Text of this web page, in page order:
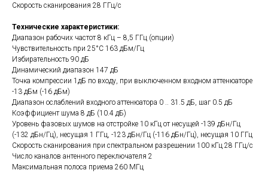
Скорость сканирования 28 ГГц/с
Технические характеристики:
Диапазон рабочих частот 8 кГц – 8,5 ГГц (опции)
Чувствительность при 25°C 163 дБм/Гц
Избирательность 90 дБ
Динамический диапазон 147 дБ
Точка компрессии 1дБ по входу, при выключенном входном аттенюаторе
-13 дБм (-16 дБм)
Диапазон ослаблений входного аттенюатора 0 .. 31.5 дБ, шаг 0.5 дБ
Коэффициент шума 8 дБ (10.4 дБ)
Уровень фазовых шумов на отстройке 10 кГц от несущей -139 дБн/Гц
(-132 дБн/Гц), несущая 1 ГГц, -123 дБн/Гц (-116 дБн/Гц), несущая 10 ГГц
Скорость сканирования при спектральном разрешении 100 кГц 28 ГГц/с
Число каналов антенного переключателя 2
Максимальная полоса приема 260 МГц